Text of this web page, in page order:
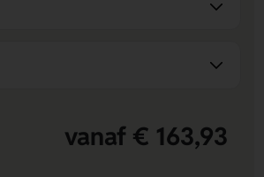
vanaf € 163,93